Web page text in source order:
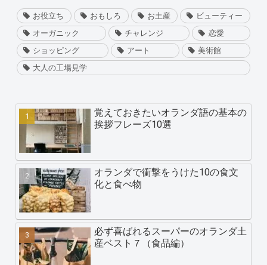
お役立ち おもしろ お土産
ビューティー
オーガニック
チャレンジ
恋愛
ショッピング
アート
美術館
大人の工場見学
覚えておきたいオランダ語の基本の
挨拶フレーズ10選
オランダで衝撃をうけた10の食文
化と食べ物
必ず喜ばれるスーパーのオランダ土
産ベスト７（食品編）